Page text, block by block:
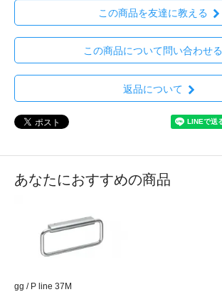
この商品を友達に教える
この商品について問い合わせる
返品について
あなたにおすすめの商品
gg / P line 37M